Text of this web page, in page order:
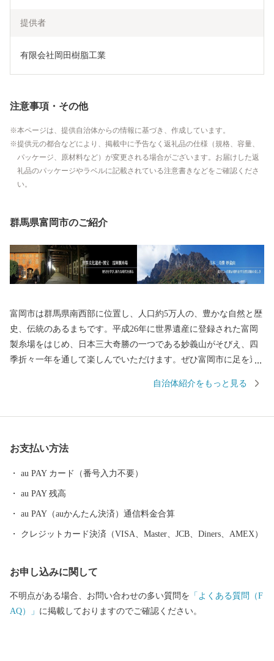
提供者
有限会社岡田樹脂工業
注意事項・その他
本ページは、提供自治体からの情報に基づき、作成しています。
提供元の都合などにより、掲載中に予告なく返礼品の仕様（規格、容量、
パッケージ、原材料など）が変更される場合がございます。お届けした返
礼品のパッケージやラベルに記載されている注意書きなどをご確認くださ
い。
群馬県富岡市のご紹介
富岡市は群馬県南西部に位置し、人口約5万人の、豊かな自然と歴
史、伝統のあるまちです。平成26年に世界遺産に登録された富岡
製糸場をはじめ、日本三大奇勝の一つである妙義山がそびえ、四
季折々一年を通して楽しんでいただけます。ぜひ富岡市に足を運
自治体紹介をもっと見る
お支払い方法
au PAY カード（番号入力不要）
au PAY 残高
au PAY（auかんたん決済）通信料金合算
クレジットカード決済（VISA、Master、JCB、Diners、AMEX）
お申し込みに関して
不明点がある場合、お問い合わせの多い質問を 「よくある質問（F
AQ）」 に掲載しておりますのでご確認ください。